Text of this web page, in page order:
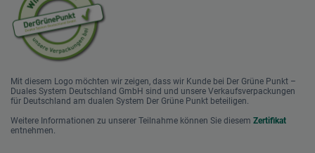
Mit diesem Logo möchten wir zeigen, dass wir Kunde bei Der Grüne Punkt –
Duales System Deutschland GmbH sind und unsere Verkaufsverpackungen
für Deutschland am dualen System Der Grüne Punkt beteiligen.
Weitere Informationen zu unserer Teilnahme können Sie diesem Zertifikat
entnehmen.